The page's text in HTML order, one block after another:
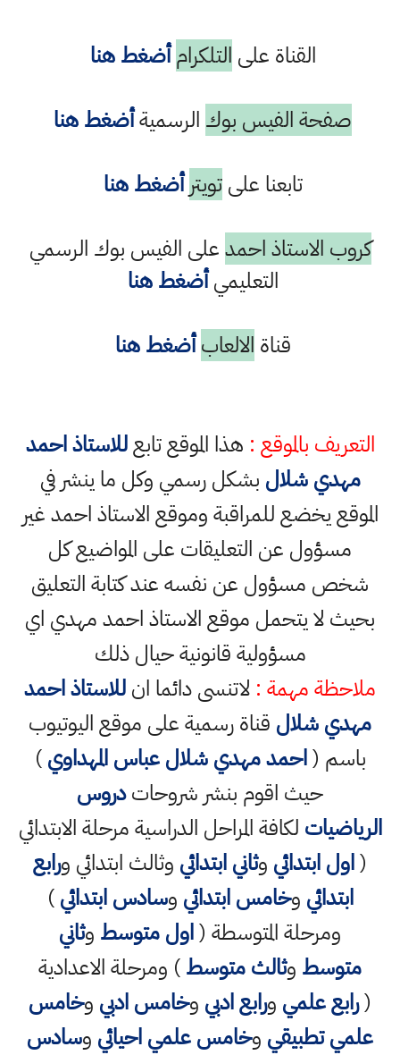
القناة على التلكرام أضغط هنا
صفحة الفيس بوك الرسميةأضغط هنا
تابعنا علىتويتر أضغط هنا
كروب الاستاذ احمدعلى الفيس بوك الرسمي
التعليميأضغط هنا
قناة الالعاب أضغط هنا
التعريف بالموقع : هذا الموقع تابعللاستاذ احمد
مهدي شلال بشكل رسمي وكل ما ينشر في
الموقع يخضع للمراقبة وموقع الاستاذ احمد غير
مسؤول عن التعليقات على المواضيع كل
شخص مسؤول عن نفسه عند كتابة التعليق
بحيث لا يتحمل موقع الاستاذ احمد مهدي اي
مسؤولية قانونية حيال ذلك
ملاحظة مهمة : لاتنسى دائما انللاستاذ احمد
مهدي شلال قناة رسمية على موقع اليوتيوب
باسم (احمد مهدي شلال عباس المهداوي)
حيث اقوم بنشر شروحاتدروس
الرياضيات لكافة المراحل الدراسية مرحلة الابتدائي
(اول ابتدائي وثاني ابتدائي وثالث ابتدائي ورابع
ابتدائي وخامس ابتدائي وسادس ابتدائي)
ومرحلة المتوسطة (اول متوسط وثاني
متوسط وثالث متوسط) ومرحلة الاعدادية
(رابع علمي ورابع ادبي وخامس ادبي وخامس
علمي تطبيقي وخامس علمي احيائي وسادس